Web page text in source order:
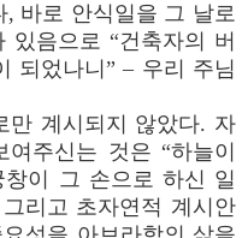
바로 안식일을 그 날로
있음으로 “건축자의 버
되었나니” – 우리 주님
만 계시되지 않았다. 자
주신는 것은 “하늘이
이 그 손으로 하신 일
리고 초자연적 계시안